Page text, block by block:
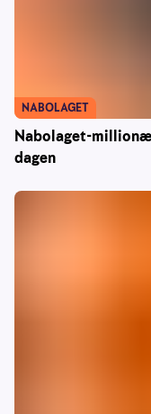
Nabolaget-
dagen
NABOLAGET